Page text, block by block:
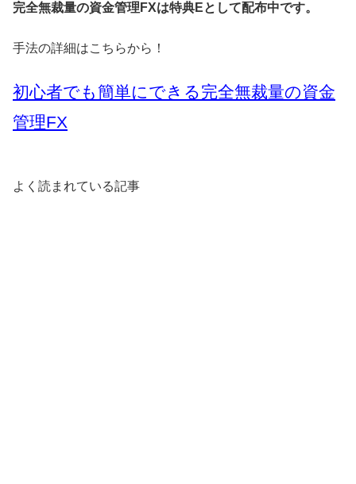
完全無裁量の資金管理FXは特典Eとして配布中です。
手法の詳細はこちらから！
初心者でも簡単にできる完全無裁量の資金
管理FX
よく読まれている記事